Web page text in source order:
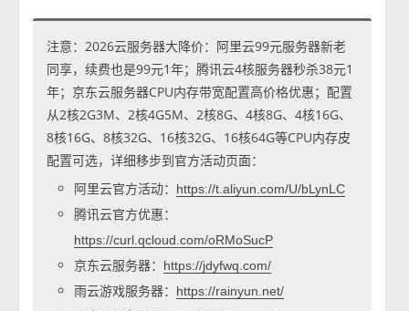
注意：2026云服务器大降价：阿里云99元服务器新老
同享，续费也是99元1年；腾讯云4核服务器秒杀38元1
年；京东云服务器CPU内存带宽配置高价格优惠；配置
从2核2G3M、2核4G5M、2核8G、4核8G、4核16G、
8核16G、8核32G、16核32G、16核64G等CPU内存皮
配置可选，详细移步到官方活动页面：
阿里云官方活动：
https://t.aliyun.com/U/bLynLC
腾讯云官方优惠：
https://curl.qcloud.com/oRMoSucP
京东云服务器： https://jdyfwq.com/
雨云游戏服务器： https://rainyun.net/